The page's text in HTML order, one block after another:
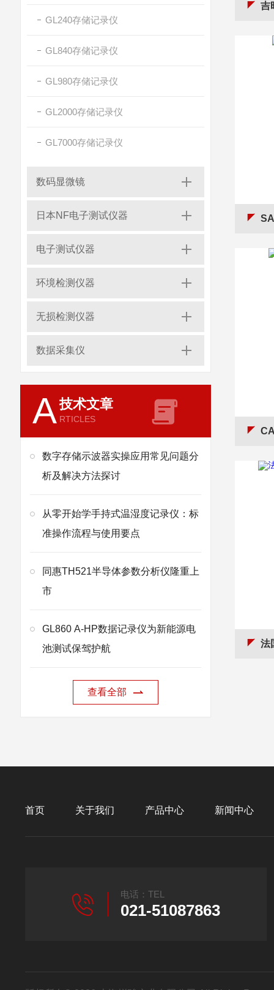
GL240存储记录仪
GL840存储记录仪
GL980存储记录仪
GL2000存储记录仪
GL7000存储记录仪
数码显微镜
日本NF电子测试仪器
电子测试仪器
环境检测仪器
无损检测仪器
数据采集仪
A技术文章
RTICLES
数字存储示波器实操应用常见问题分
析及解决方法探讨
从零开始学手持式温湿度记录仪：标
准操作流程与使用要点
同惠TH521半导体参数分析仪隆重上
市
GL860 A-HP数据记录仪为新能源电
池测试保驾护航
查看全部
吉
法
首页 关于我们 产品中心 新闻中心
电话：TEL
021-51087863